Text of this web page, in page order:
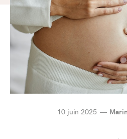
10 juin 2025